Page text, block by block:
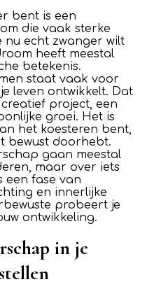
bent is een
die vaak sterke
nu echt zwanger wilt
heeft meestal
betekenis.
staat vaak voor
leven ontwikkelt. Dat
project, een
groei. Het is
het koesteren bent,
bewust doorhebt.
gaan meestal
maar over iets
een fase van
en innerlijke
probeert je
ontwikkeling.
in je